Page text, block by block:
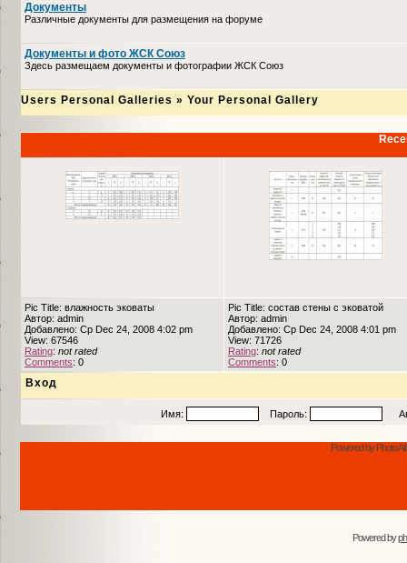
Документы
Различные документы для размещения на форуме
Документы и фото ЖСК Союз
Здесь размещаем документы и фотографии ЖСК Союз
Users Personal Galleries » Your Personal Gallery
Pic Title: влажность эковаты
Автор: admin
Добавлено: Ср Dec 24, 2008 4:02 pm
View: 67546
Rating: not rated
Comments: 0
Pic Title: состав стены с эковатой
Автор: admin
Добавлено: Ср Dec 24, 2008 4:01 pm
View: 71726
Rating: not rated
Comments: 0
Вход
Имя: Пароль:
Powered by Photo
Powered by